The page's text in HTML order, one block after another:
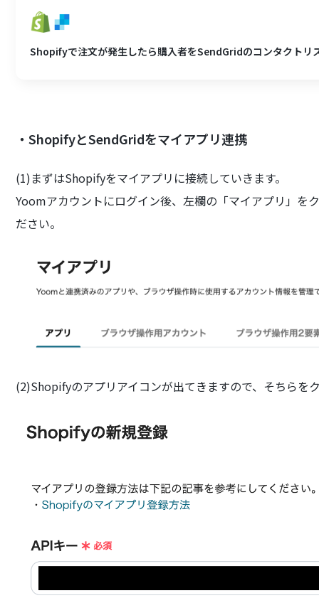
Shopifyで注文が発生したら購入者をSendGridのコンタクトリ
・ShopifyとSendGridをマイアプリ連携
(1)まずはShopifyをマイアプリに接続していきます。
Yoomアカウントにログイン後、左欄の「マイアプリ」を
ださい。
(2)Shopifyのアプリアイコンが出てきますので、そちらを